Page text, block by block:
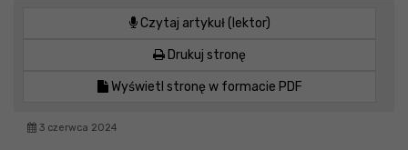
Czytaj artykuł (lektor)
Drukuj stronę
Wyświetl stronę w formacie PDF
3 czerwca 2024